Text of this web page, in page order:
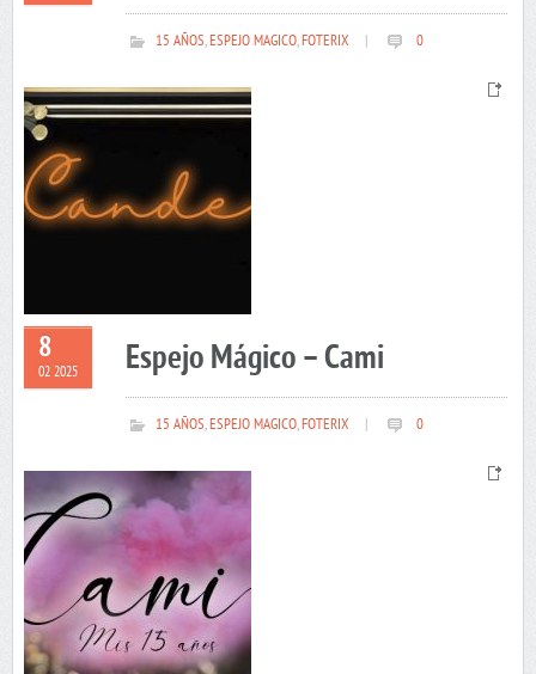
15 AÑOS,ESPEJO MAGICO,FOTERIX 0
8
02 2025 Espejo Mágico – Cami
15 AÑOS,ESPEJO MAGICO,FOTERIX 0